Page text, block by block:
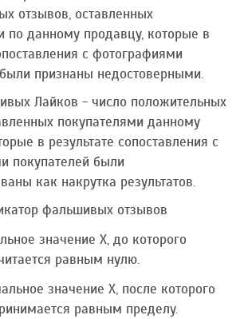
отзывов, оставленных
по данному продавцу, которые в
с фотографиями
признаны недостоверными.
Лайков - число положительных
покупателями данному
в результате сопоставления с
покупателей были
как накрутка результатов.
фальшивых отзывов
значение Х, до которого
равным нулю.
значение Х, после которого
равным пределу.